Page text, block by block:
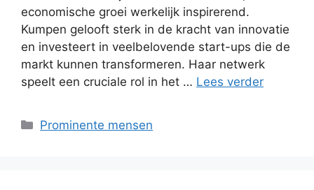
economische groei werkelijk inspirerend.
Kumpen gelooft sterk in de kracht van innovatie
en investeert in veelbelovende start-ups die de
markt kunnen transformeren. Haar netwerk
speelt een cruciale rol in het … Lees verder
Categorieën
Prominente mensen